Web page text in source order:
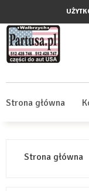
Strona główna
Strona główna